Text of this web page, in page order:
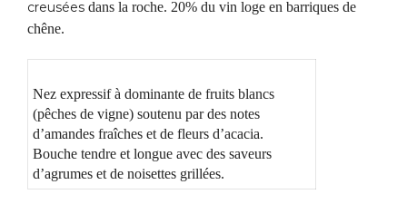
creusées dans la roche. 20% du vin loge en barriques de
chêne.
Nez expressif à dominante de fruits blancs
(pêches de vigne) soutenu par des notes
d’amandes fraîches et de fleurs d’acacia.
Bouche tendre et longue avec des saveurs
d’agrumes et de noisettes grillées.